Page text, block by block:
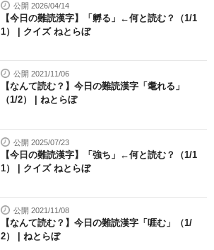
公開 2026/04/14
【今日の難読漢字】「孵る」←何と読む？（1/1
1） | クイズ ねとらぼ
公開 2021/11/06
【なんて読む？】今日の難読漢字「耄れる」
（1/2） | ねとらぼ
公開 2025/07/23
【今日の難読漢字】「強ち」←何と読む？（1/1
1） | クイズ ねとらぼ
公開 2021/11/08
【なんて読む？】今日の難読漢字「啀む」（1/
2） | ねとらぼ